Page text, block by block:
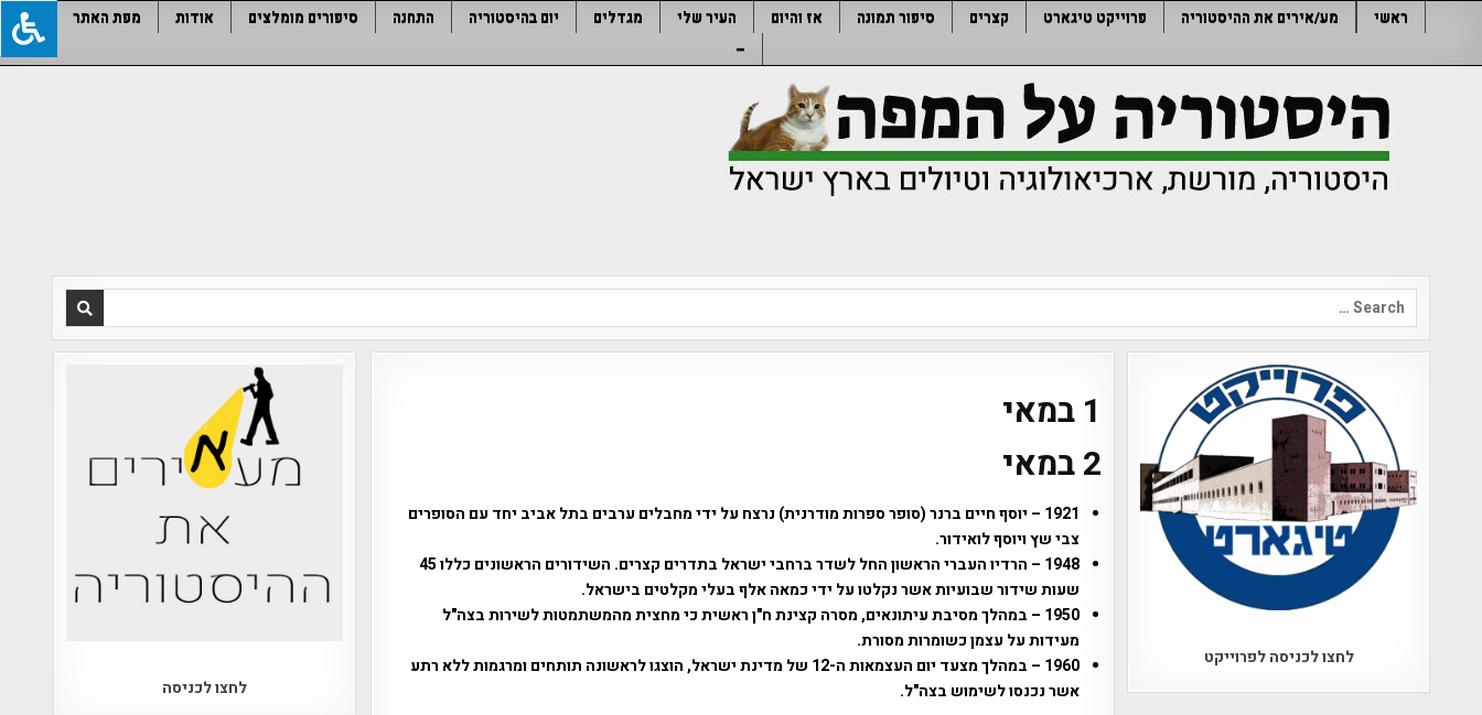
ראשי מע/אירים את ההיסטוריה פרוייקט טיגארט קצרים סיפור תמונה אז והיום העיר שלי מגדלים יום בהיסטוריה התחנה סיפורים מומלצים אודות
מפת האתר
–
Search
for:
1 במאי
2 במאי
1921 – יוסף חיים ברנר (סופר ספרות מודרנית) נרצח על ידי מחבלים ערבים בתל אביב יחד עם הסופרים
צבי שץ ויוסף לואידור.
1948 – הרדיו העברי הראשון החל לשדר ברחבי ישראל בתדרים קצרים. השידורים הראשונים כללו 45
שעות שידור שבועיות אשר נקלטו על ידי כמאה אלף בעלי מקלטים בישראל.
1950 – במהלך מסיבת עיתונאים, מסרה קצינת ח"ן ראשית כי מחצית מהמשתמטות לשירות בצה"ל
מעידות על עצמן כשומרות מסורת.
1960 – במהלך מצעד יום העצמאות ה-12 של מדינת ישראל, הוצגו לראשונה תותחים ומרגמות ללא רתע
אשר נכנסו לשימוש בצה"ל.
לחצו לכניסה לפרוייקט
לחצו לכניסה